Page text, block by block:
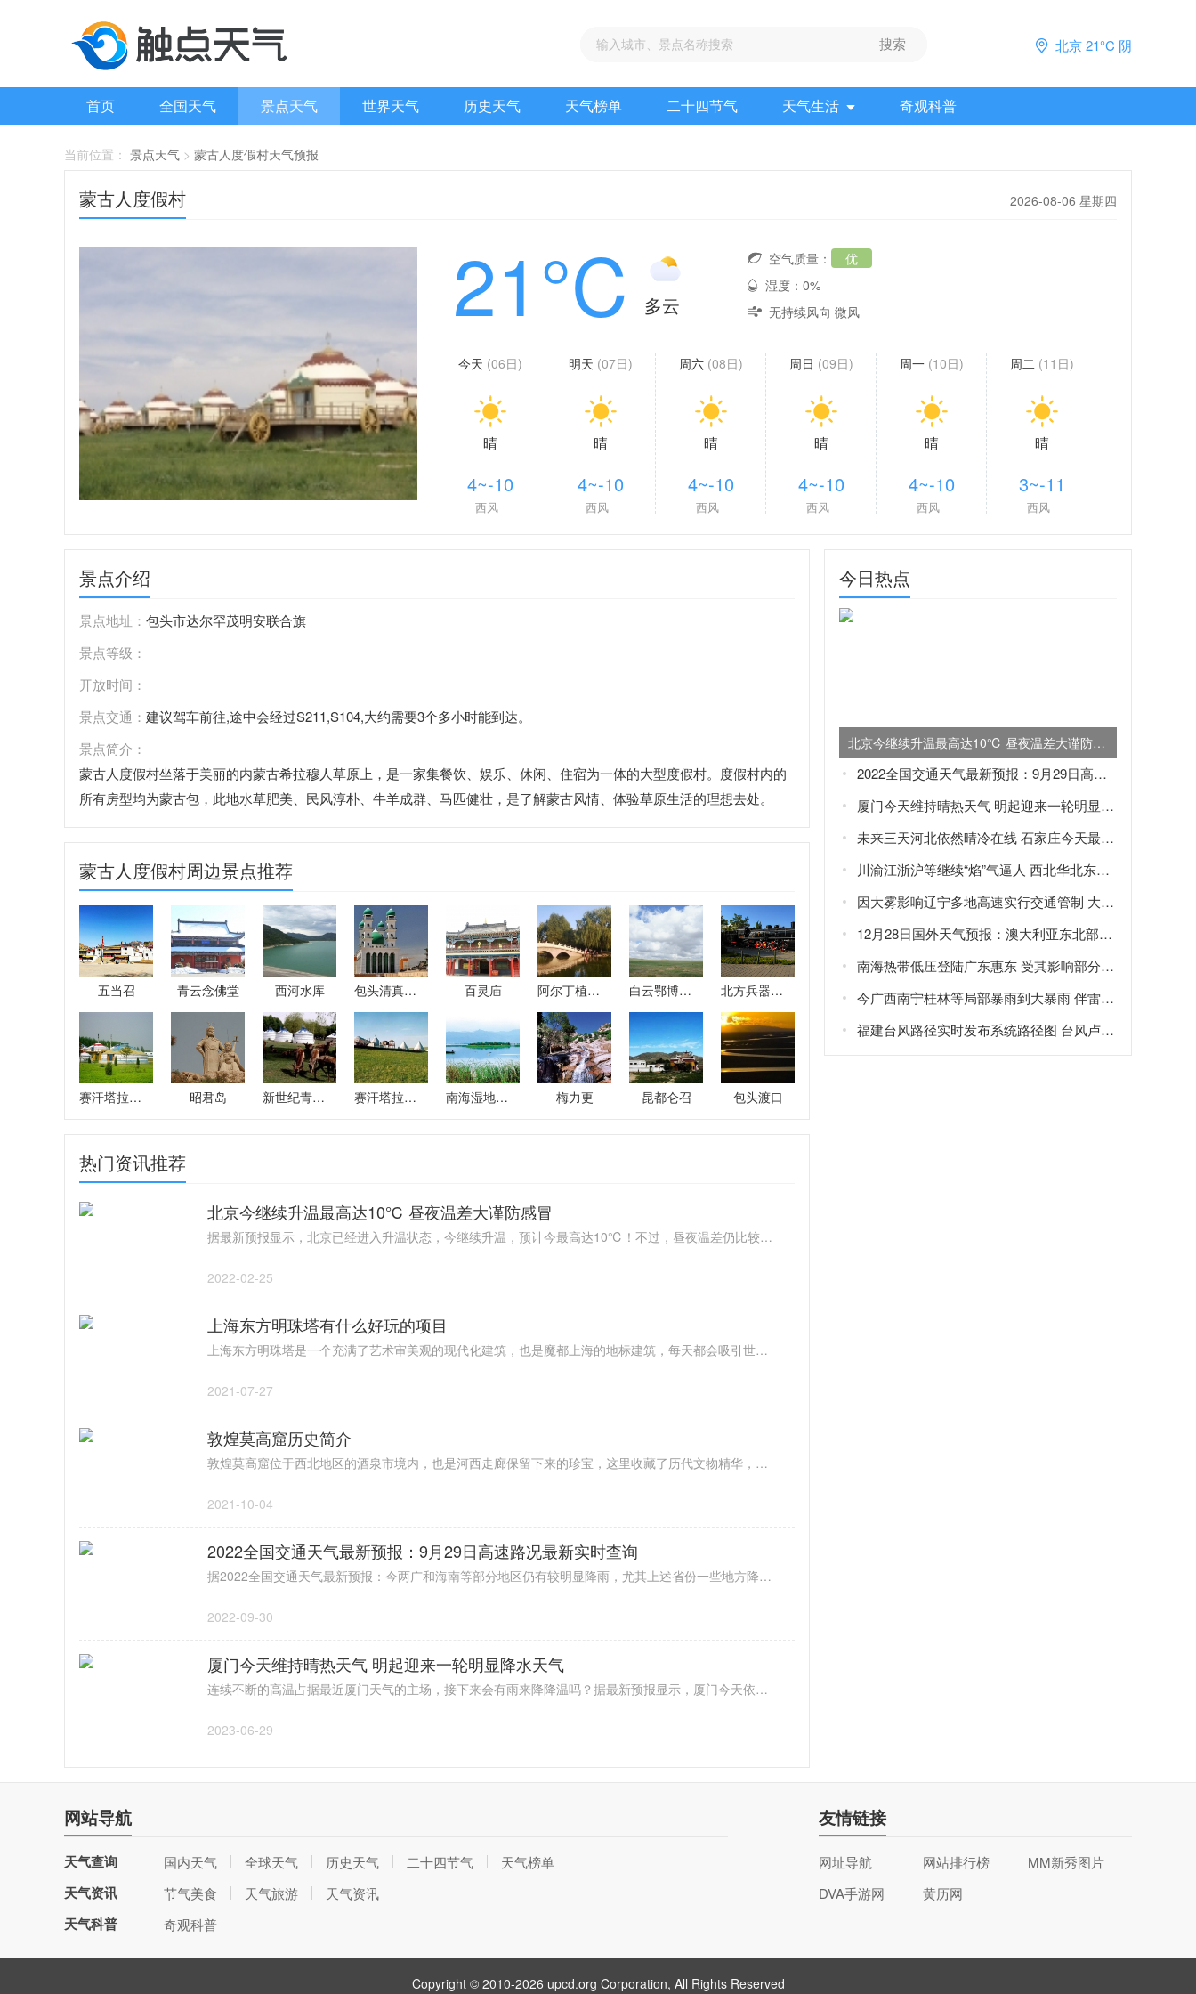
北京 21°C 阴
首页 全国天气 景点天气 世界天气 历史天气 天气榜单 二十四节气 天气生活 奇观科普
当前位置： 景点天气 > 蒙古人度假村天气预报
蒙古人度假村 2026-08-06 星期四
21°C 多云
空气质量：
优
湿度：0%
无持续风向 微风
今天 (06日) 明天 (07日) 周六 (08日) 周日 (09日) 周一 (10日) 周二 (11日)
晴 晴 晴 晴 晴 晴
4~-10 4~-10 4~-10 4~-10 4~-10 3~-11
西风 西风 西风 西风 西风 西风
景点介绍
景点地址： 包头市达尔罕茂明安联合旗
景点等级：
开放时间：
景点交通： 建议驾车前往,途中会经过S211,S104,大约需要3个多小时能到达。
景点简介：
蒙古人度假村坐落于美丽的内蒙古希拉穆人草原上，是一家集餐饮、娱乐、休闲、住宿为一体的大型度假村。度假村内的
所有房型均为蒙古包，此地水草肥美、民风淳朴、牛羊成群、马匹健壮，是了解蒙古风情、体验草原生活的理想去处。
蒙古人度假村周边景点推荐
五当召 青云念佛堂 西河水库 包头清真大寺 百灵庙 阿尔丁植物园 白云鄂博草原 北方兵器工业城
赛汗塔拉生态园 昭君岛 新世纪青年生态 赛汗塔拉娱乐园 南海湿地风景区 梅力更 昆都仑召 包头渡口
热门资讯推荐
北京今继续升温最高达10℃ 昼夜温差大谨防感冒
据最新预报显示，北京已经进入升温状态，今继续升温，预计今最高达10℃！不过，昼夜温差仍比较大，注意保暖，谨防感冒。从未来天气来看，未来一周北京在晴和多云之间转换，最高气温在11℃左右，白天是比较暖和。不过，天气比较干燥，大家要注意补水和防火。
2022-02-25
上海东方明珠塔有什么好玩的项目
上海东方明珠塔是一个充满了艺术审美观的现代化建筑，也是魔都上海的地标建筑，每天都会吸引世界各地的观光游客前往电视台内部游玩，这里不同的楼层配备了丰富多彩的娱乐休闲美食等场馆。
2021-07-27
敦煌莫高窟历史简介
敦煌莫高窟位于西北地区的酒泉市境内，也是河西走廊保留下来的珍宝，这里收藏了历代文物精华，成为闻名中外的宝库，文化研究价值极高，成为非常热门的旅游名胜古迹。
2021-10-04
2022全国交通天气最新预报：9月29日高速路况最新实时查询
据2022全国交通天气最新预报：今两广和海南等部分地区仍有较明显降雨，尤其上述省份一些地方降雨量可达大暴雨级别，出行注意安全。雷暴方面，浙江、广东、广西等局地有雷暴出没，注意防范。能见度情况，河北、辽宁、山东以及江苏等部分地区有雾，行车小心。具体情况一起来看看下面的9月29日高速路况最新实时查询。
2022-09-30
厦门今天维持晴热天气 明起迎来一轮明显降水天气
连续不断的高温占据最近厦门天气的主场，接下来会有雨来降降温吗？据最新预报显示，厦门今天依旧炎热。不过，雨有消息了。预计明天起厦门开始下雨，一直到周六，未来几天雨水都会光顾。受降水影响，气温终于是要降下来一点了，预计最高气温将回落至30℃。
2023-06-29
今日热点
北京今继续升温最高达10℃ 昼夜温差大谨防感冒
2022全国交通天气最新预报：9月29日高速路况最新实时查询
厦门今天维持晴热天气 明起迎来一轮明显降水天气
未来三天河北依然晴冷在线 石家庄今天最高气温仅-3℃
川渝江浙沪等继续“焰”气逼人 西北华北东北新一轮强降雨在路上
因大雾影响辽宁多地高速实行交通管制 大雾橙色预警生效中
12月28日国外天气预报：澳大利亚东北部局地有大暴雨
南海热带低压登陆广东惠东 受其影响部分地区现暴雨大风
今广西南宁桂林等局部暴雨到大暴雨 伴雷暴大风等强对流
福建台风路径实时发布系统路径图 台风卢碧将生成或直接影响福建
网站导航
天气查询 国内天气 全球天气 历史天气 二十四节气 天气榜单
天气资讯 节气美食 天气旅游 天气资讯
天气科普 奇观科普
友情链接
网址导航 网站排行榜
MM新秀图片
DVA手游网
黄历网
Copyright © 2010-2026 upcd.org Corporation, All Rights Reserved